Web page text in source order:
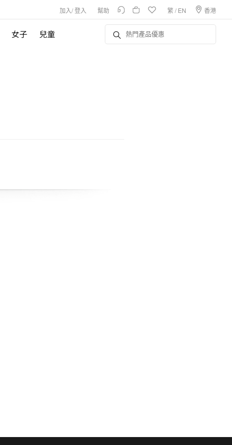
加入/登入 幫助 繁/ EN 香港
女子 兒童